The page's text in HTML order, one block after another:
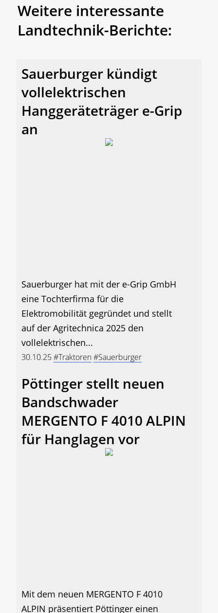
Weitere interessante
Landtechnik-Berichte:
Sauerburger kündigt
vollelektrischen
Hanggeräteträger e-Grip
an
Sauerburger hat mit der e-Grip GmbH
eine Tochterfirma für die
Elektromobilität gegründet und stellt
auf der Agritechnica 2025 den
vollelektrischen...
30.10.25#Traktoren#Sauerburger
Pöttinger stellt neuen
Bandschwader
MERGENTO F 4010 ALPIN
für Hanglagen vor
Mit dem neuen MERGENTO F 4010
ALPIN präsentiert Pöttinger einen